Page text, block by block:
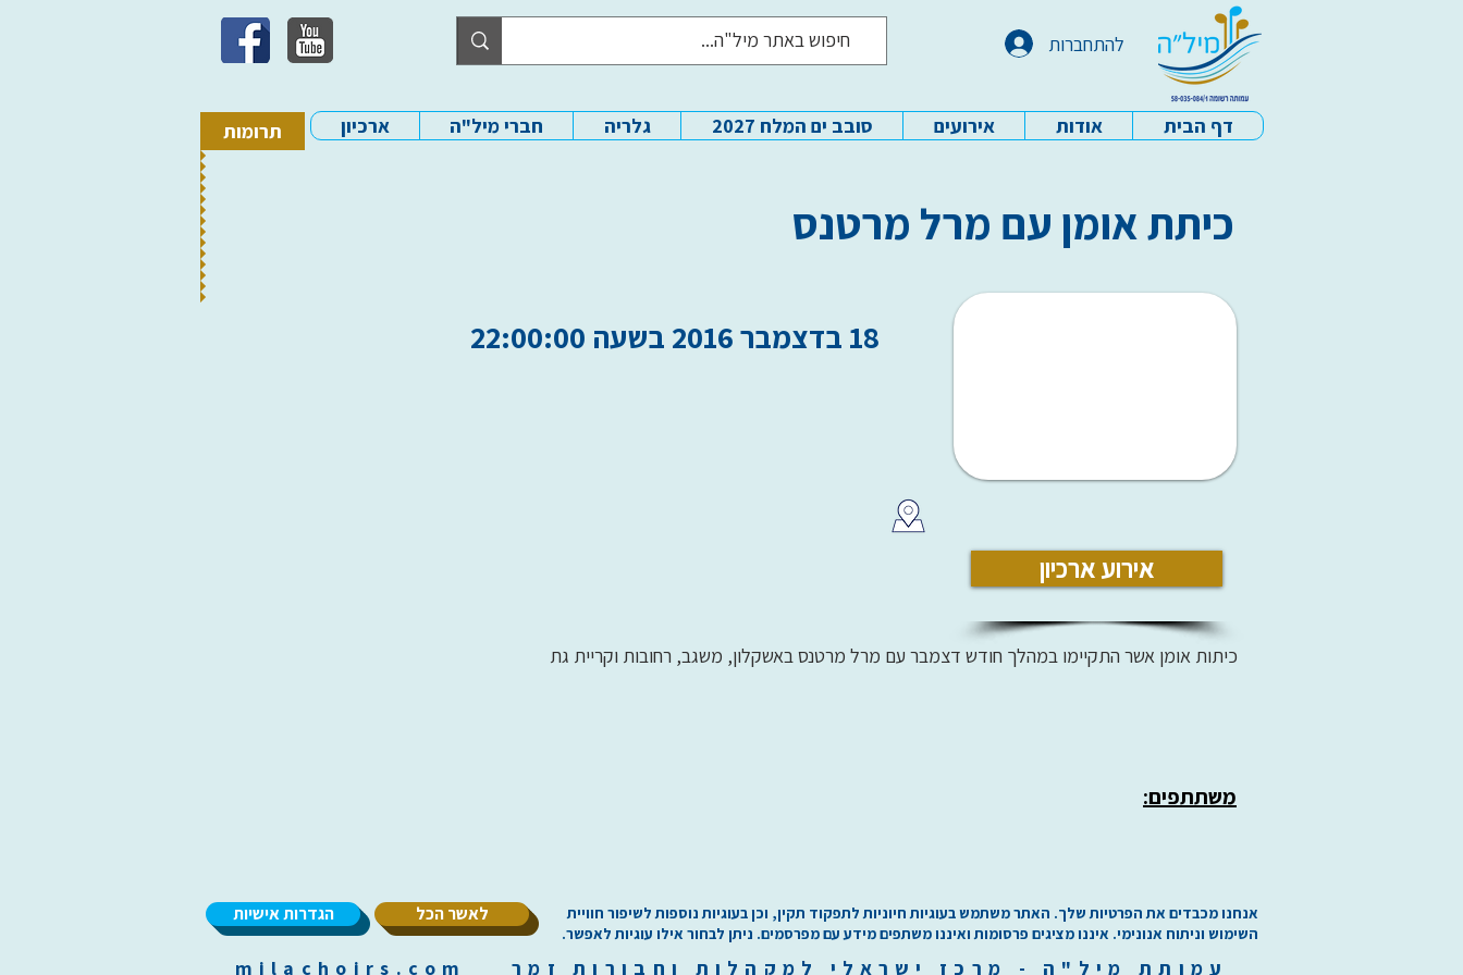
להתחברות
תרומות עמותת מיל"ה - דף הביתדף הבית אודות אירועים סובב ים המלח 2027 גלריה חברי מיל"ה ארכיון
כיתת אומן עם מרל מרטנס
18 בדצמבר 2016 בשעה 22:00:00
אירוע ארכיון
כיתות אומן אשר התקיימו במהלך חודש דצמבר עם מרל מרטנס באשקלון, משגב, רחובות וקריית גת
משתתפים:
הגדרות אישיות לאשר הכל
אנחנו מכבדים את הפרטיות שלך. האתר משתמש בעוגיות חיוניות לתפקוד תקין, וכן בעוגיות נוספות לשיפור חוויית
השימוש וניתוח אנונימי. איננו מציגים פרסומות ואיננו משתפים מידע עם מפרסמים. ניתן לבחור אילו עוגיות לאפשר.
עמותת מיל"ה - מ רכז ישראלי למקהלות וחבורות זמר milachoirs.com